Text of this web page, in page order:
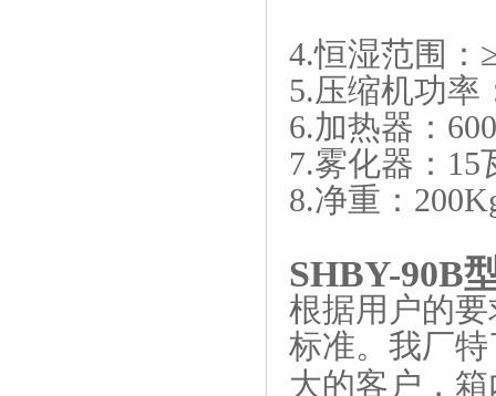
4.恒湿范围：
5.压缩机功率
6.加热器：
7.雾化器：15
8.净重：
SHBY-90B
根据用户的
标准。我厂
大的客户，